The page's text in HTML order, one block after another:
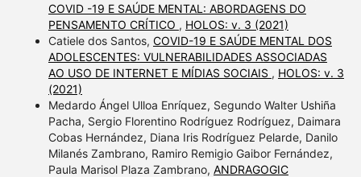
COVID -19 E SAÚDE MENTAL: ABORDAGENS DO
PENSAMENTO CRÍTICO , HOLOS: v. 3 (2021)
Catiele dos Santos, COVID-19 E SAÚDE MENTAL DOS
ADOLESCENTES: VULNERABILIDADES ASSOCIADAS
AO USO DE INTERNET E MÍDIAS SOCIAIS , HOLOS: v. 3
(2021)
Medardo Ángel Ulloa Enríquez, Segundo Walter Ushiña
Pacha, Sergio Florentino Rodríguez Rodríguez, Daimara
Cobas Hernández, Diana Iris Rodríguez Pelarde, Danilo
Milanés Zambrano, Ramiro Remigio Gaibor Fernández,
Paula Marisol Plaza Zambrano, ANDRAGOGIC